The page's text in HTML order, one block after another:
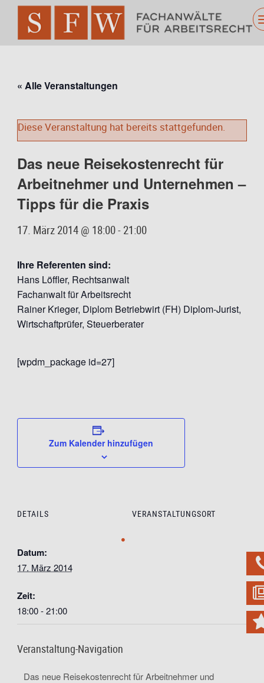
« Alle Veranstaltungen
Diese Veranstaltung hat bereits stattgefunden.
Das neue Reisekostenrecht für
Arbeitnehmer und Unternehmen –
Tipps für die Praxis
17. März 2014 @ 18:00-21:00
Ihre Referenten sind:
Hans Löffler, Rechtsanwalt
Fachanwalt für Arbeitsrecht
Rainer Krieger, Diplom Betriebwirt (FH) Diplom-Jurist,
Wirtschaftprüfer, Steuerberater
[wpdm_package id=27]
Zum Kalender hinzufügen
DETAILS
Datum:
17. März 2014
Zeit:
18:00 - 21:00
VERANSTALTUNGSORT
Veranstaltung-Navigation
Das neue Reisekostenrecht für Arbeitnehmer und